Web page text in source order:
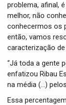
problema, afinal,
melhor, não
conhecermos os
então, vamos
caracterização
“Já toda a gente
enfatizou Ribau
na média (…)
Essa